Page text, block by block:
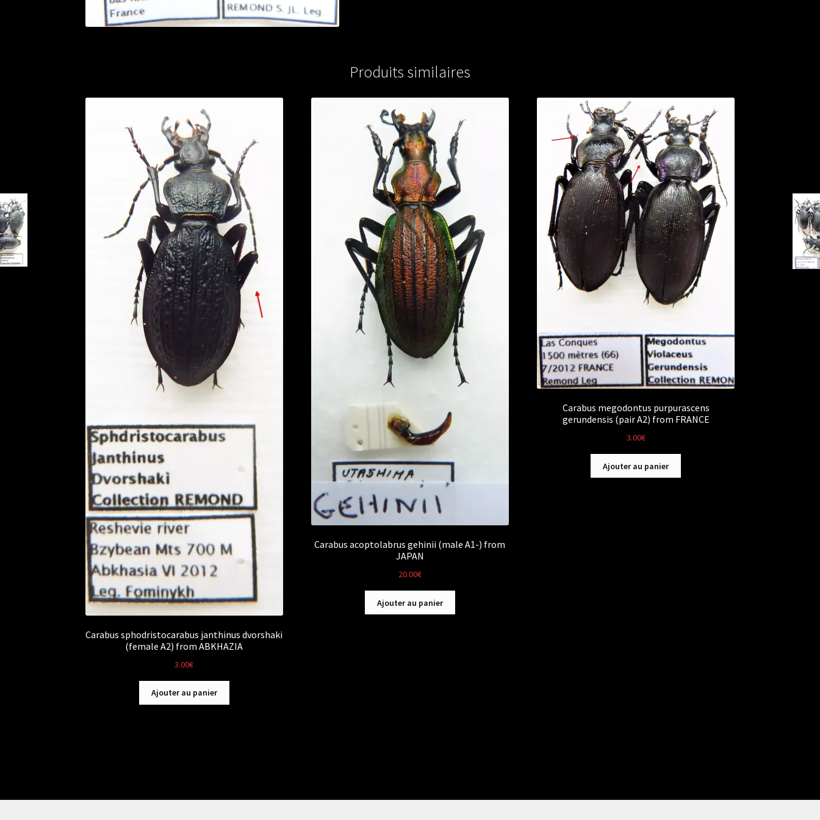
Produits similaires
Carabus sphodristocarabus janthinus dvorshaki
(female A2) from ABKHAZIA
3.00€
Ajouter au panier
Carabus acoptolabrus gehinii (male A1-) from
JAPAN
20.00€
Ajouter au panier
Carabus megodontus purpurascens
gerundensis (pair A2) from FRANCE
3.00€
Ajouter au panier